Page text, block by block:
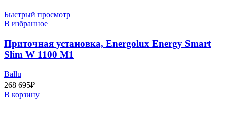
Быстрый просмотр
В избранное
Приточная установка, Energolux Energy Smart
Slim W 1100 M1
Ballu
268 695₽
В корзину